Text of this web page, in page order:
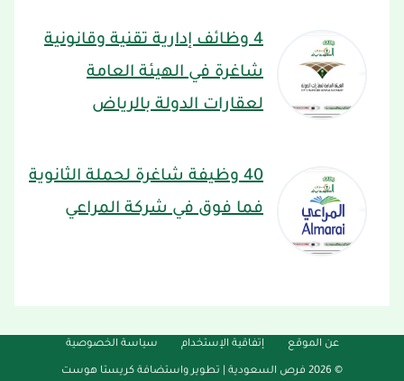
4 وظائف إدارية تقنية وقانونية
شاغرة في الهيئة العامة
لعقارات الدولة بالرياض
40 وظيفة شاغرة لحملة الثانوية
فما فوق في شركة المراعي
عن الموقع إتفاقية الإستخدام سياسة الخصوصية
© 2026 فرص السعودية | تطوير واستضافة كريستا هوست